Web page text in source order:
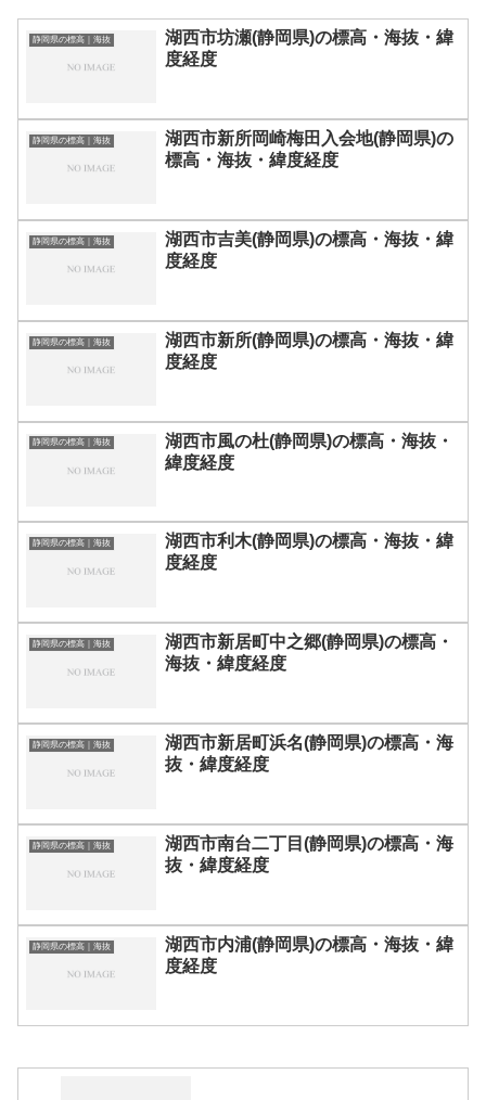
静岡県の標高｜海抜
湖西市坊瀬(静岡県)の標高・海抜・緯
度経度
静岡県の標高｜海抜
湖西市新所岡崎梅田入会地(静岡県)の
標高・海抜・緯度経度
静岡県の標高｜海抜
湖西市吉美(静岡県)の標高・海抜・緯
度経度
静岡県の標高｜海抜
湖西市新所(静岡県)の標高・海抜・緯
度経度
静岡県の標高｜海抜
湖西市風の杜(静岡県)の標高・海抜・
緯度経度
静岡県の標高｜海抜
湖西市利木(静岡県)の標高・海抜・緯
度経度
静岡県の標高｜海抜
湖西市新居町中之郷(静岡県)の標高・
海抜・緯度経度
静岡県の標高｜海抜
湖西市新居町浜名(静岡県)の標高・海
抜・緯度経度
静岡県の標高｜海抜
湖西市南台二丁目(静岡県)の標高・海
抜・緯度経度
静岡県の標高｜海抜
湖西市内浦(静岡県)の標高・海抜・緯
度経度